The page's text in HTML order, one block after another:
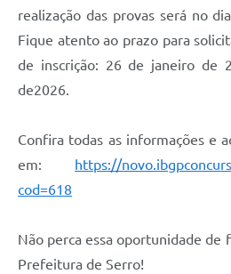
Listagem de Contribuintes Inscritos na
Município
realização das provas será no
Fique atento ao prazo para
de inscrição: 26 de janeiro de
de2026.
Confira todas as informações e
em: https://
cod=618
Não perca essa oportunidade de
Prefeitura de Serro!